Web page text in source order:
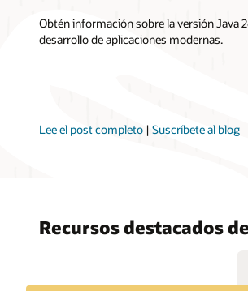
Obtén información sobre la versión Java
desarrollo de aplicaciones modernas.
Lee el post completo | Suscríbete al blog
Recursos destacados